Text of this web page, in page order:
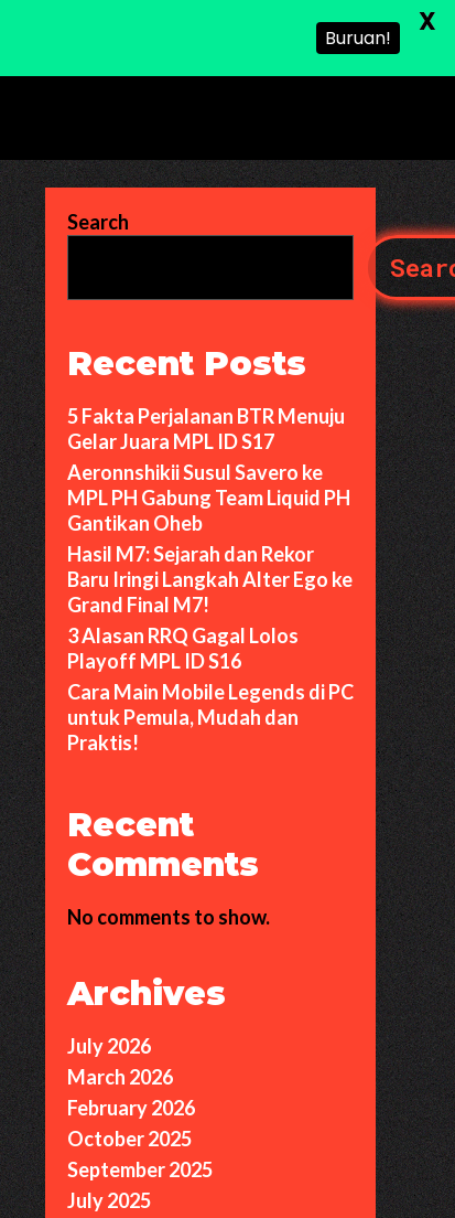
Search
Recent Posts
5 Fakta Perjalanan BTR Menuju
Gelar Juara MPL ID S17
Aeronnshikii Susul Savero ke
MPL PH Gabung Team Liquid PH
Gantikan Oheb
Hasil M7: Sejarah dan Rekor
Baru Iringi Langkah Alter Ego ke
Grand Final M7!
3 Alasan RRQ Gagal Lolos
Playoff MPL ID S16
Cara Main Mobile Legends di PC
untuk Pemula, Mudah dan
Praktis!
Recent
Comments
No comments to show.
Archives
July 2026
March 2026
February 2026
October 2025
September 2025
July 2025
Buruan! X